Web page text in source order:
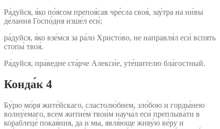
Ра́дуйся, я́ко по́ясом препоя́сав чре́сла своя́, зау́тра на ни́вы
де́лания Госпо́дня изше́л еси́;
ра́дуйся, я́ко взе́мся за ра́ло Христо́во, не направля́л еси́ вспять
стопы́ твоя́.
Ра́дуйся, пра́ведне ста́рче Алекси́е, уте́шителю бла́гостный.
Конда́к 4
Бу́рю мо́ря жите́йскаго, сластолю́бием, зло́бою и горды́нею
волну́емаго, всем житие́м твои́м науча́л еси́ преплыва́ти в
кораблеце́ покая́ния, да и мы, явля́юще живу́ю ве́ру и